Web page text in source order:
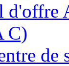
d'offre
C)
de